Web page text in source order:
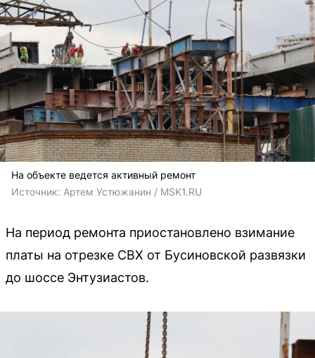
На объекте ведется активный ремонт
Источник: Артем Устюжанин / MSK1.RU
На период ремонта приостановлено взимание
платы на отрезке СВХ от Бусиновской развязки
до шоссе Энтузиастов.